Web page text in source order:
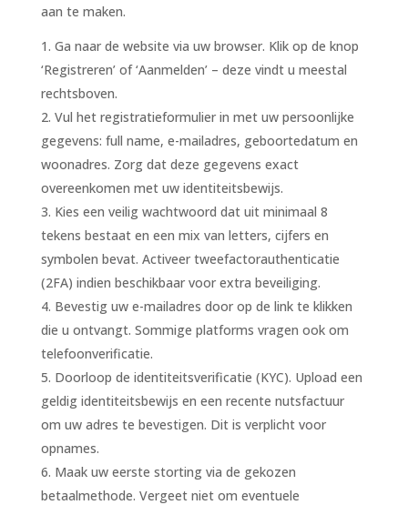
aan te maken.
Ga naar de website via uw browser. Klik op de knop
‘Registreren’ of ‘Aanmelden’ – deze vindt u meestal
rechtsboven.
Vul het registratieformulier in met uw persoonlijke
gegevens: full name, e-mailadres, geboortedatum en
woonadres. Zorg dat deze gegevens exact
overeenkomen met uw identiteitsbewijs.
Kies een veilig wachtwoord dat uit minimaal 8
tekens bestaat en een mix van letters, cijfers en
symbolen bevat. Activeer tweefactorauthenticatie
(2FA) indien beschikbaar voor extra beveiliging.
Bevestig uw e-mailadres door op de link te klikken
die u ontvangt. Sommige platforms vragen ook om
telefoonverificatie.
Doorloop de identiteitsverificatie (KYC). Upload een
geldig identiteitsbewijs en een recente nutsfactuur
om uw adres te bevestigen. Dit is verplicht voor
opnames.
Maak uw eerste storting via de gekozen
betaalmethode. Vergeet niet om eventuele